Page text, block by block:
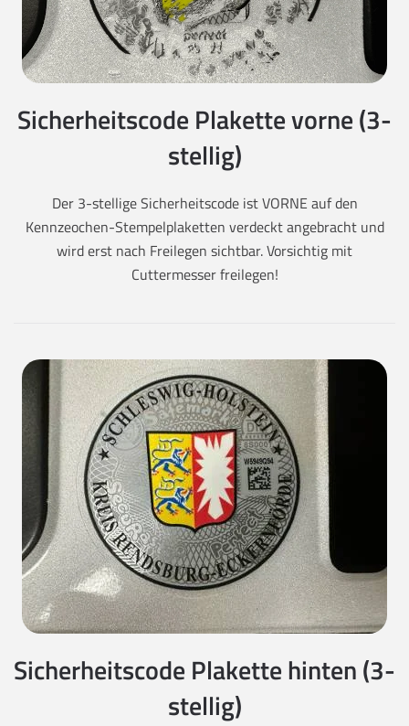
Sicherheitscode Plakette vorne (3-
stellig)
Der 3-stellige Sicherheitscode ist VORNE auf den
Kennzeochen-Stempelplaketten verdeckt angebracht und
wird erst nach Freilegen sichtbar. Vorsichtig mit
Cuttermesser freilegen!
Sicherheitscode Plakette hinten (3-
stellig)